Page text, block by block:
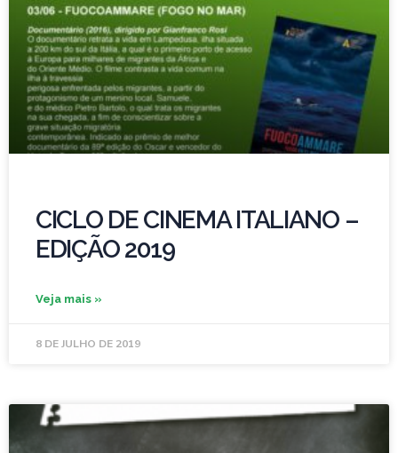
CICLO DE CINEMA ITALIANO –
EDIÇÃO 2019
Veja mais »
8 DE JULHO DE 2019